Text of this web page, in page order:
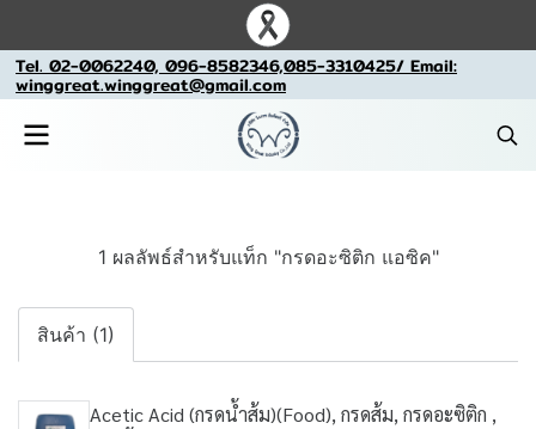
Tel. 02-0062240, 096-8582346,085-3310425/ Email:
winggreat.winggreat@gmail.com
1 ผลลัพธ์สำหรับแท็ก "กรดอะซิติก แอซิค"
สินค้า (1)
Acetic Acid (กรดน้ำส้ม)(Food), กรดส้ม, กรดอะซิติก ,